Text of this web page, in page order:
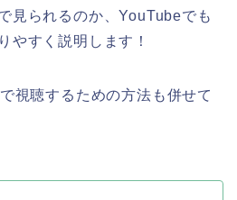
見られるのか、YouTubeでも
やすく説明します！
視聴するための方法も併せて